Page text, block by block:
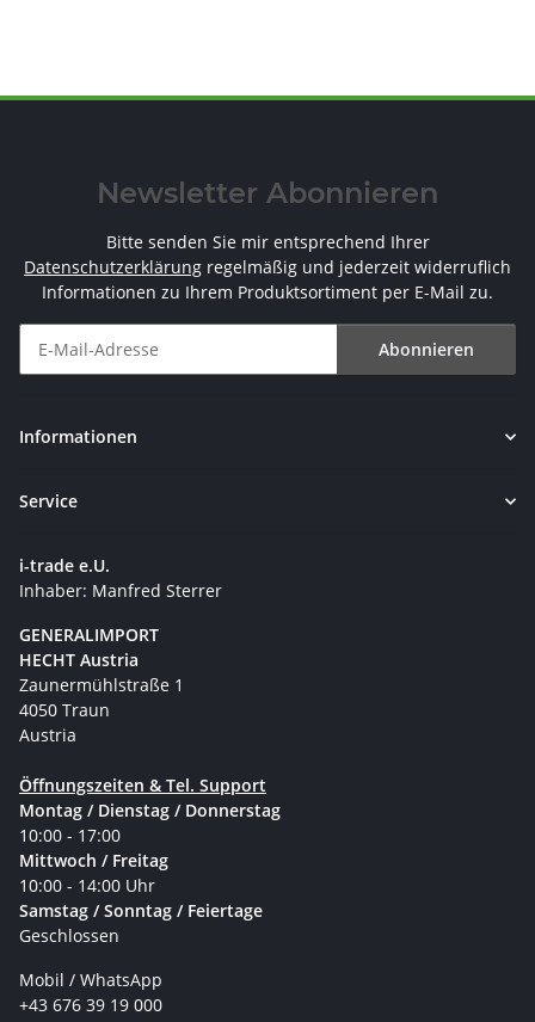
Newsletter Abonnieren
Bitte senden Sie mir entsprechend Ihrer
Datenschutzerklärung regelmäßig und jederzeit widerruflich
Informationen zu Ihrem Produktsortiment per E-Mail zu.
Abonnieren
Informationen
Service
i-trade e.U.
Inhaber: Manfred Sterrer
GENERALIMPORT
HECHT Austria
Zaunermühlstraße 1
4050 Traun
Austria
Öffnungszeiten & Tel. Support
Montag / Dienstag / Donnerstag
10:00 - 17:00
Mittwoch / Freitag
10:00 - 14:00 Uhr
Samstag / Sonntag / Feiertage
Geschlossen
Mobil / WhatsApp
+43 676 39 19 000